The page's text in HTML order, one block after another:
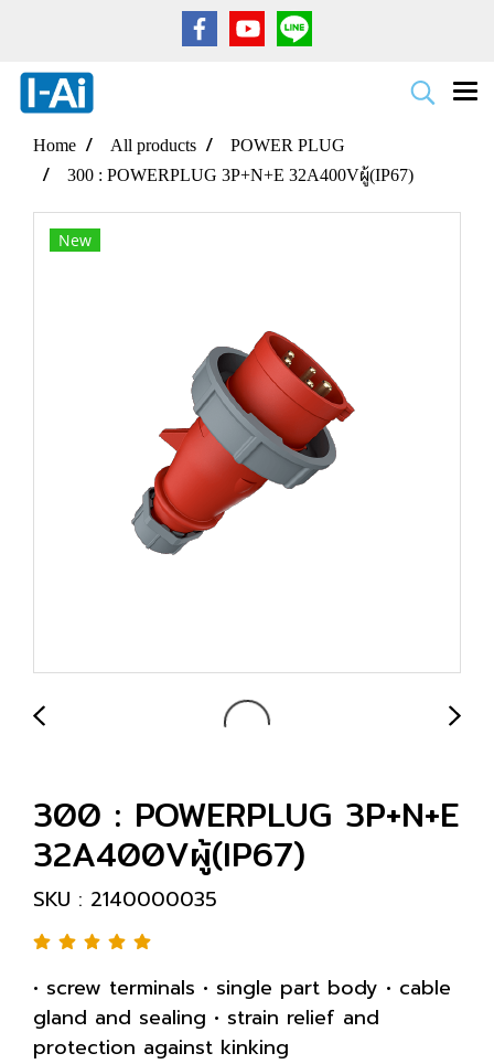
Home All products
POWER PLUG
300 : POWERPLUG 3P+N+E 32A400Vผู้(IP67)
New
300 : POWERPLUG 3P+N+E
32A400Vผู้(IP67)
SKU : 2140000035
• screw terminals • single part body • cable
gland and sealing • strain relief and
protection against kinking